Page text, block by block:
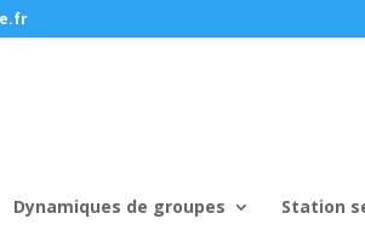
Dynamiques de groupes Station